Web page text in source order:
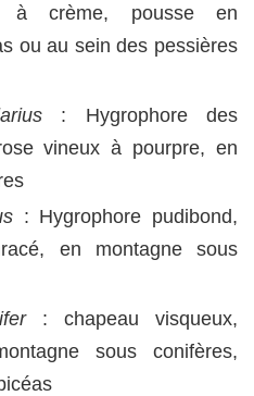
à crème, pousse en
ou au sein des pessières
: Hygrophore des
vineux à pourpre, en
: Hygrophore pudibond,
en montagne sous
: chapeau visqueux,
sous conifères,